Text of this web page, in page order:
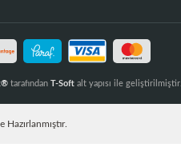
tarafından T-Softalt yapısı ile geliştirilmiştir.
Hazırlanmıştır.